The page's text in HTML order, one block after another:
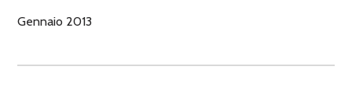
Gennaio 2013